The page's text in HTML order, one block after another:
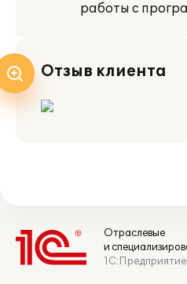
работы с
Отзыв клиента
Отраслевые
и
1С:Предприятие